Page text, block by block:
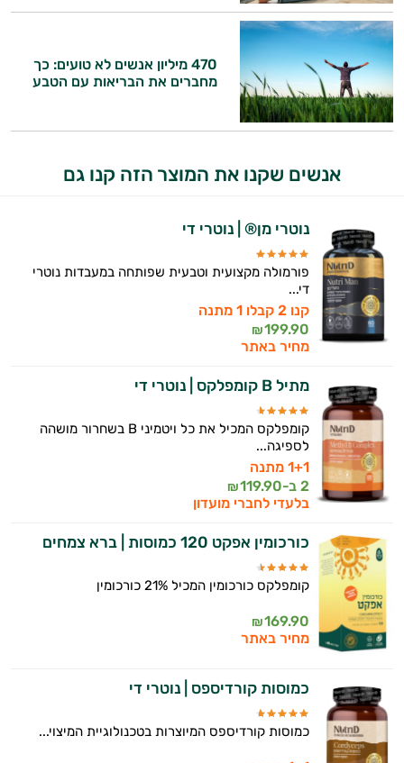
470 מיליון אנשים לא טועים: כך
מחברים את הבריאות עם הטבע
אנשים שקנו את המוצר הזה קנו גם
נוטרי מן® | נוטרי די
פורמולה מקצועית וטבעית שפותחה במעבדות נוטרי
די...
קנו 2 קבלו 1 מתנה
199.90
₪
מחיר באתר
מתיל B קומפלקס | נוטרי די
קומפלקס המכיל את כל ויטמיני B בשחרור מושהה
לספיגה...
1+1 מתנה
2 ב-
119.90
₪
בלעדי לחברי מועדון
כורכומין אפקט 120 כמוסות | ברא צמחים
קומפלקס כורכומין המכיל 21% כורכומין
169.90
₪
מחיר באתר
כמוסות קורדיספס | נוטרי די
כמוסות קורדיספס המיוצרות בטכנולוגיית המיצוי...
היי,
אני יועץ הבריאות האישי AI של טבע בריא.
התשובות שלי מבוססות על מאגרי מידע קליניים
וספרות מקצועית בתחומי הרפואה הטבעית
ותזונת הספורט.
התזונה ומוצרי הבריאות המדויקים למטרות
יום וגם בתחום הכושר והספורט.
המטרה שלי היא להתאים עבורך המלצות
אישיות מבוססות מדעית.
זה הזמן להתחיל. איך אוכל לעזור?